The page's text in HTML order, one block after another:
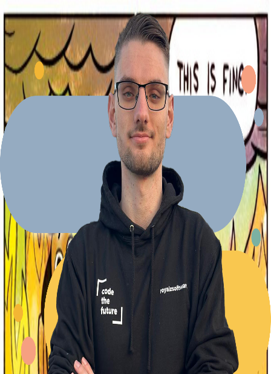
Explore Projects
Back to Blog
Posts tagged with# domain-model
Stop stuffing helpers into Angular services
Alexander Panov 2023-04-20 282views